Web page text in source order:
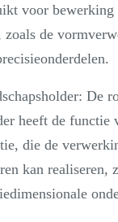
voor bewerking
zoals de
De
heeft de functie
die de
kan realiseren,